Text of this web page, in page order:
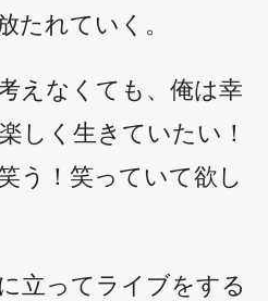
たれていく。
えなくても、俺は幸
しく生きていたい！
う！笑っていて欲し
立ってライブをする